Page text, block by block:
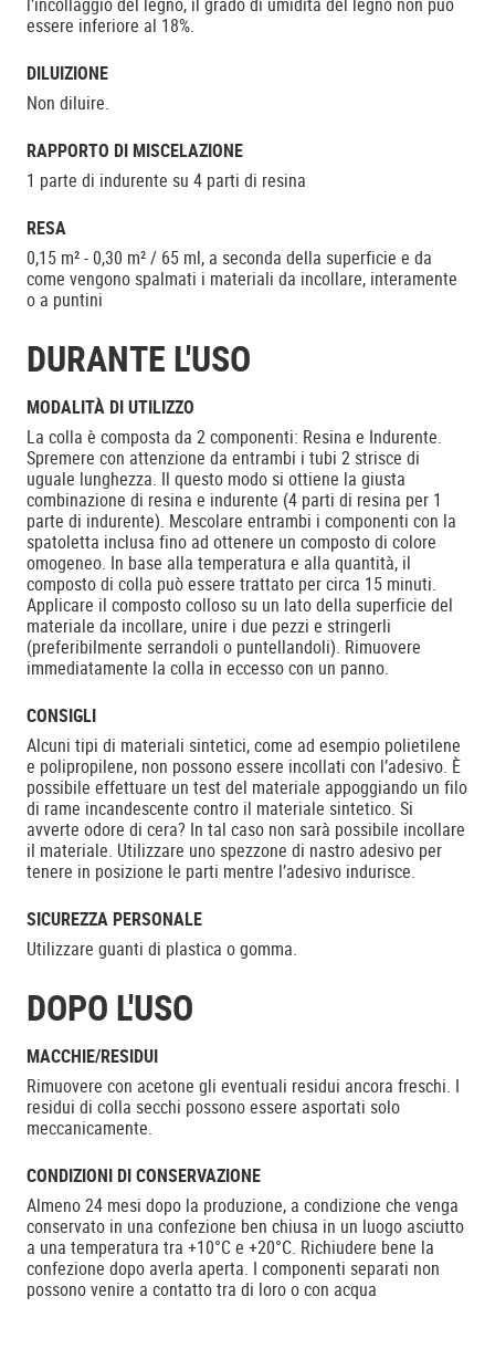
essere inferiore al 18%.
DILUIZIONE
Non diluire.
RAPPORTO DI MISCELAZIONE
1 parte di indurente su 4 parti di resina
RESA
0,15 m² - 0,30 m² / 65 ml, a seconda della superficie e da
come vengono spalmati i materiali da incollare, interamente
o a puntini
DURANTE L'USO
MODALITÀ DI UTILIZZO
La colla è composta da 2 componenti: Resina e Indurente.
Spremere con attenzione da entrambi i tubi 2 strisce di
uguale lunghezza. Il questo modo si ottiene la giusta
combinazione di resina e indurente (4 parti di resina per 1
parte di indurente). Mescolare entrambi i componenti con la
spatoletta inclusa fino ad ottenere un composto di colore
omogeneo. In base alla temperatura e alla quantità, il
composto di colla può essere trattato per circa 15 minuti.
Applicare il composto colloso su un lato della superficie del
materiale da incollare, unire i due pezzi e stringerli
(preferibilmente serrandoli o puntellandoli). Rimuovere
immediatamente la colla in eccesso con un panno.
CONSIGLI
Alcuni tipi di materiali sintetici, come ad esempio polietilene
e polipropilene, non possono essere incollati con l’adesivo. È
possibile effettuare un test del materiale appoggiando un filo
di rame incandescente contro il materiale sintetico. Si
avverte odore di cera? In tal caso non sarà possibile incollare
il materiale. Utilizzare uno spezzone di nastro adesivo per
tenere in posizione le parti mentre l’adesivo indurisce.
SICUREZZA PERSONALE
Utilizzare guanti di plastica o gomma.
DOPO L'USO
MACCHIE/RESIDUI
Rimuovere con acetone gli eventuali residui ancora freschi. I
residui di colla secchi possono essere asportati solo
meccanicamente.
CONDIZIONI DI CONSERVAZIONE
Almeno 24 mesi dopo la produzione, a condizione che venga
conservato in una confezione ben chiusa in un luogo asciutto
a una temperatura tra +10°C e +20°C. Richiudere bene la
confezione dopo averla aperta. I componenti separati non
possono venire a contatto tra di loro o con acqua